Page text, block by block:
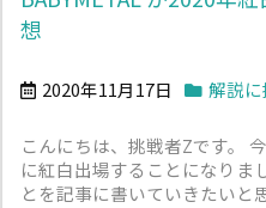
想
2020年11月17日 解説
こんにちは、挑戦者Zです。
に紅白出場することになりま
とを記事に書いていきたいと